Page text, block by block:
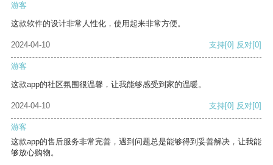
游客
这款软件的设计非常人性化，使用起来非常方便。
2024-04-10 支持[0] 反对[0]
游客
这款app的社区氛围很温馨，让我能够感受到家的温暖。
2024-04-10 支持[0] 反对[0]
游客
这款app的售后服务非常完善，遇到问题总是能够得到妥善解决，让我能
够放心购物。